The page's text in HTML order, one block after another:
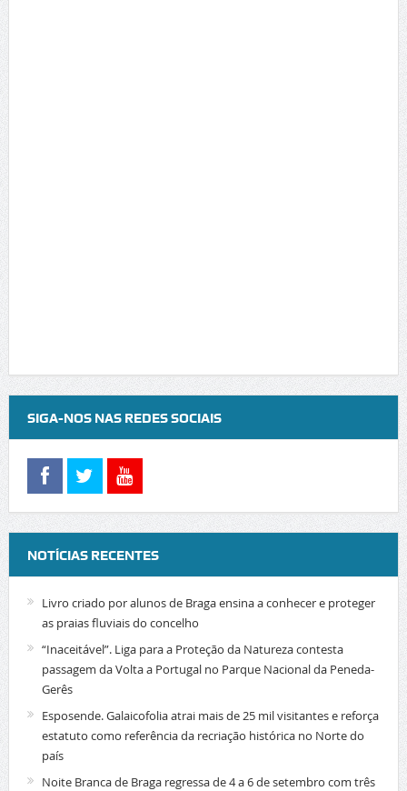
SIGA-NOS NAS REDES SOCIAIS
NOTÍCIAS RECENTES
Livro criado por alunos de Braga ensina a conhecer e proteger
as praias fluviais do concelho
“Inaceitável”. Liga para a Proteção da Natureza contesta
passagem da Volta a Portugal no Parque Nacional da Peneda-
Gerês
Esposende. Galaicofolia atrai mais de 25 mil visitantes e reforça
estatuto como referência da recriação histórica no Norte do
país
Noite Branca de Braga regressa de 4 a 6 de setembro com três